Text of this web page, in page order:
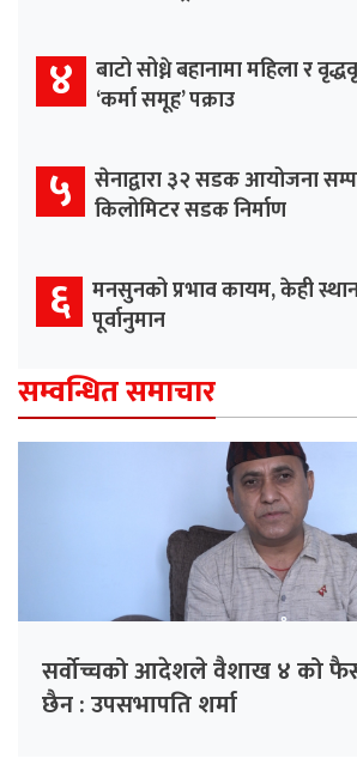
४ बाटो सोध्ने बहानामा महिला र
‘कर्मा समूह’ पक्राउ
५ सेनाद्वारा ३२ सडक आयोजना
किलोमिटर सडक निर्माण
६ मनसुनको प्रभाव कायम, केही
पूर्वानुमान
सम्वन्धित समाचार
सर्वोच्चको आदेशले वैशाख ४ को
छैन : उपसभापति शर्मा